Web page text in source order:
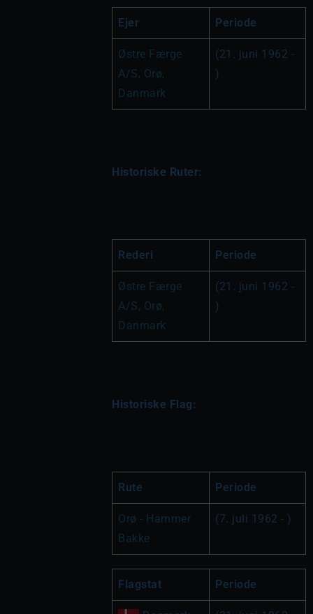
Ejer Periode
Østre Færge
A/S, Orø,
Danmark
(21. juni 1962 -
)
Historiske Ruter:
Rederi Periode
Østre Færge
A/S, Orø,
Danmark
(21. juni 1962 -
)
Historiske Flag:
Rute Periode
Orø - Hammer
Bakke
(7. juli 1962 - )
Flagstat Periode